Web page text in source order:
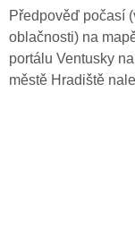
Předpověď počasí
oblačnosti) na
portálu Ventusky
městě Hradiště